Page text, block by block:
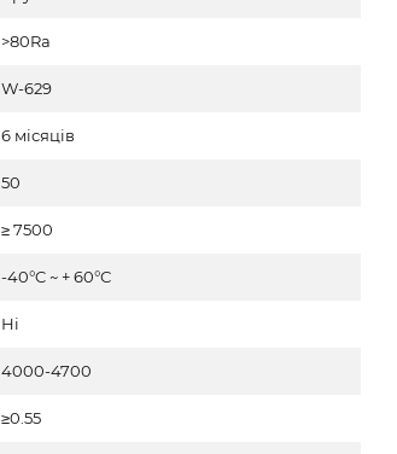
>80Ra
W-629
6 місяців
50
≥ 7500
-40°C ~ + 60°С
Ні
4000-4700
≥0.55